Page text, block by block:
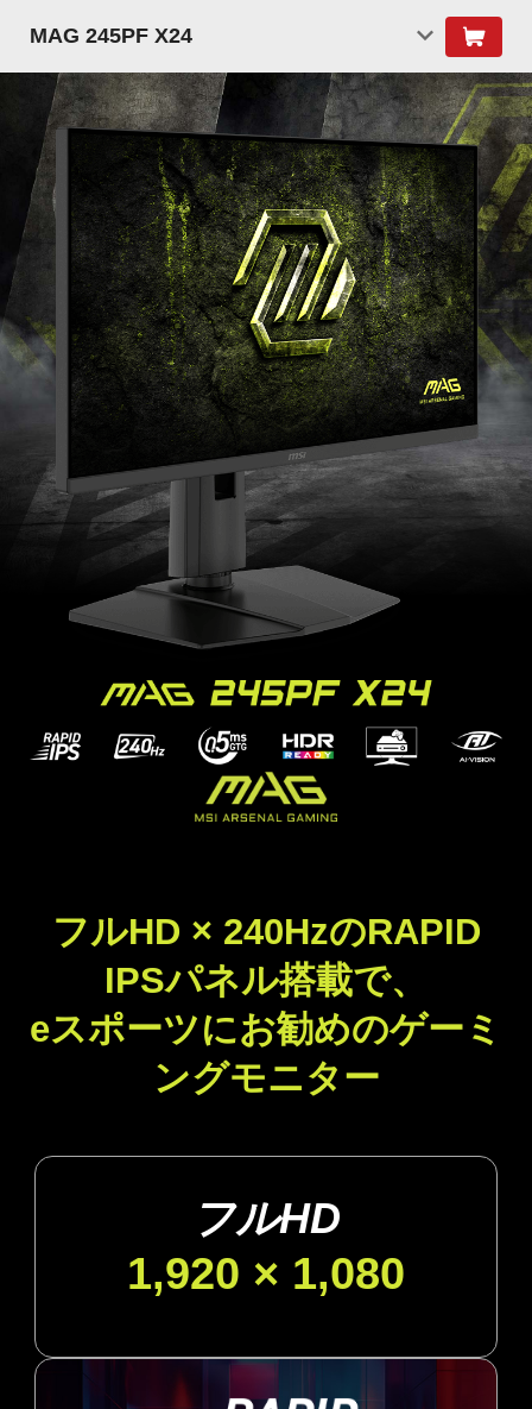
MAG 245PF X24
フルHD × 240HzのRAPID
IPSパネル搭載で、
eスポーツにお勧めのゲーミ
ングモニター
フルHD
1,920 × 1,080